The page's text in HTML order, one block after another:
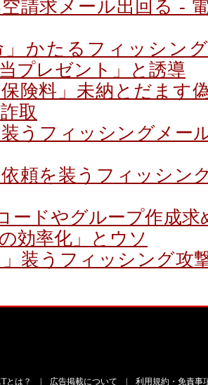
請求メール出回る -
」かたるフィッシン
当プレゼント」と誘導
保険料」未納とだます
取
うフィッシングメー
頼を装うフィッシン
ードやグループ作成求
効率化」とウソ
」装うフィッシング攻
とは？ 広告掲載について 利用規約・免責事